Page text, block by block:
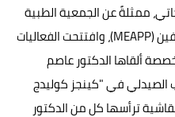
ممثلةً عن الجمعية الطبية
الشرق أوسطية للممارسين المحترفين (MEAPP)، وافتتحت الفعاليات
ألقاها الدكتور عاصم
الصيدلي في "كينجز كوليدج
ترأسها كل من الدكتور